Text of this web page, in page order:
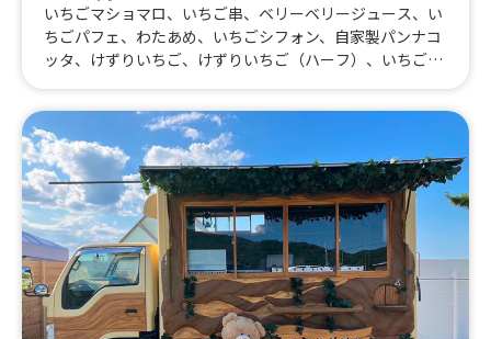
いちごマショマロ、いちご串、ベリーベリージュース、い
ちごパフェ、わたあめ、いちごシフォン、自家製パンナコ
ッタ、けずりいちご、けずりいちご（ハーフ）、いちごジ
ジュース、いちごソーダ、ベリーベリースムージー、チョ
コがけいちご、マシュマロチョコ、いちごケーキ、いちご
大福、いちごバウム、いちごあめ